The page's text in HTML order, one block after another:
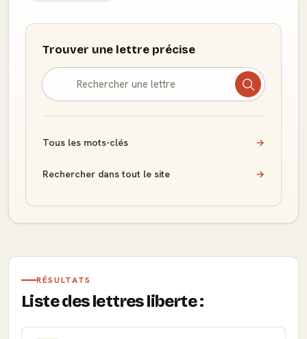
Trouver une lettre précise
Tous les mots-clés →
Rechercher dans tout le site →
RÉSULTATS
Liste des lettres liberte :